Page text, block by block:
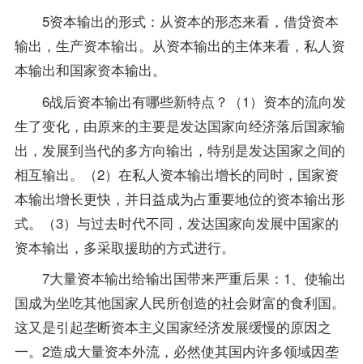
5资本输出的形式：从资本的形态来看，借贷资本
输出，生产资本输出。从资本输出的主体来看，私人资
本输出和国家资本输出。
6战后资本输出有哪些新特点？（1）资本的流向发
生了变化，由原来的主要是发达国家向经济落后国家输
出，发展到当代的多方向输出，特别是发达国家之间的
相互输出。（2）在私人资本输出增长的同时，国家资
本输出增长更快，并日益成为占重要地位的资本输出形
式。（3）与过去时代不同，发达国家向发展中国家的
资本输出，多采取援助的方式进行。
7大量资本输出给输出国带来严重后果：1、使输出
国成为坐吃其他国家人民所创造的社会财富的食利国。
这又是引起垄断资本主义国家经济发展缓慢的原因之
一。2造成大量资本外流，必然使其国内许多领域因垄